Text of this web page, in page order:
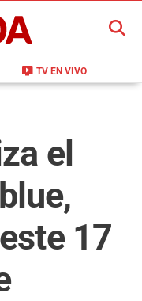
live_tv TV EN VIVO
BUSCAR
el
17